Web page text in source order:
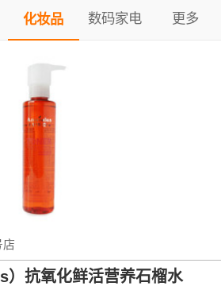
化妆品 数码家电 更多
店
）抗氧化鲜活营养石榴水